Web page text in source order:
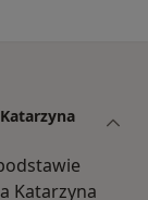
Katarzyna